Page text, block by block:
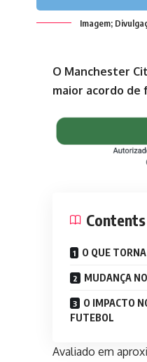
Imagem;
O Manchester
maior acordo
Contents
O QUE
MUDANÇA
O IMPACTO
FUTEBOL
Avaliado em